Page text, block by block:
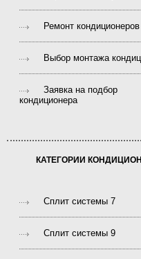
Ремонт кондиционеров
Выбор монтажа
Заявка на подбор
кондиционера
КАТЕГОРИИ
Сплит системы 7
Сплит системы 9